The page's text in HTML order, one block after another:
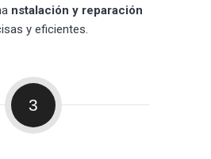
nstalación y reparación
y eficientes.
3